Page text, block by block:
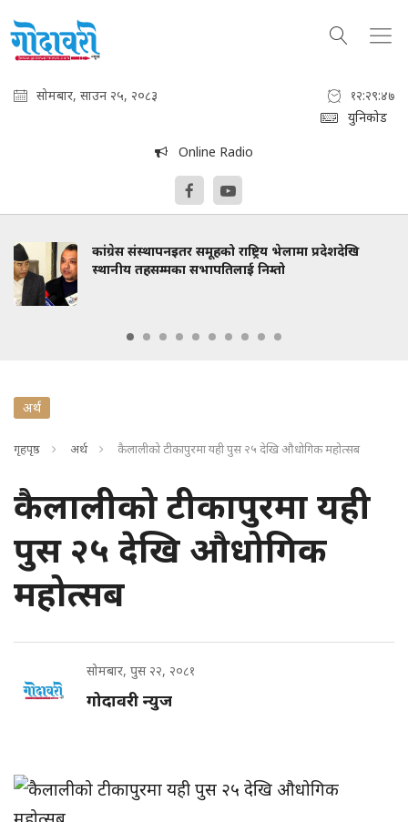
सोमबार, साउन २५, २०८३
१२:२९:४८
युनिकोड
Online Radio
कांग्रेस संस्थापनइतर समूहको राष्ट्रिय भेलामा प्रदेशदेखि
स्थानीय तहसम्मका सभापतिलाई निम्तो
अर्थ
गृहपृष्ठ अर्थ कैलालीको टीकापुरमा यही पुस २५ देखि औधोगिक महोत्सब
कैलालीको टीकापुरमा यही
पुस २५ देखि औधोगिक
महोत्सब
सोमबार, पुस २२, २०८१
गोदावरी न्युज